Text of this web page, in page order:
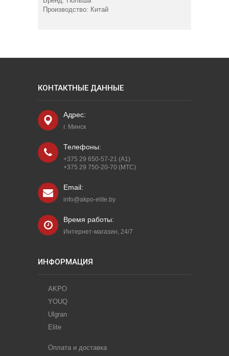
Производство: Китай
КОНТАКТНЫЕ ДАННЫЕ
Адрес:
г. Минск
Телефоны:
+375 29 650-57-21 (A1)
+375 29 750-20-70 (МТС)
Email:
info@akpo-elite.by
Время работы:
Интернет-магазин, 24/7
ИНФОРМАЦИЯ
AKPO
YOUQ
Ulgran
Elite
Оплата и доставка